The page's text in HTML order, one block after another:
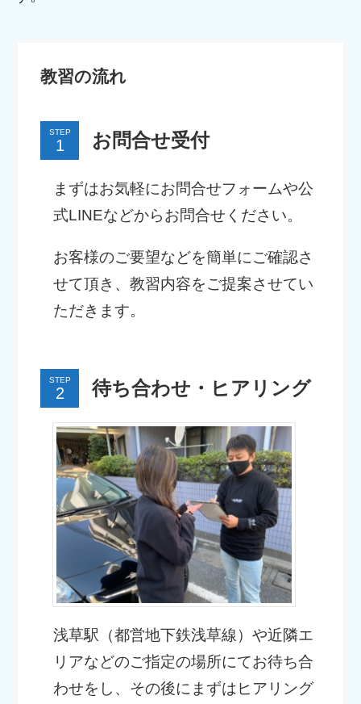
教習の流れ
STEP お問合せ受付
まずはお気軽にお問合せフォームや公
式LINEなどからお問合せください。
お客様のご要望などを簡単にご確認さ
せて頂き、教習内容をご提案させてい
ただきます。
STEP 待ち合わせ・ヒアリング
浅草駅（都営地下鉄浅草線）や近隣エ
リアなどのご指定の場所にてお待ち合
わせをし、その後にまずはヒアリング